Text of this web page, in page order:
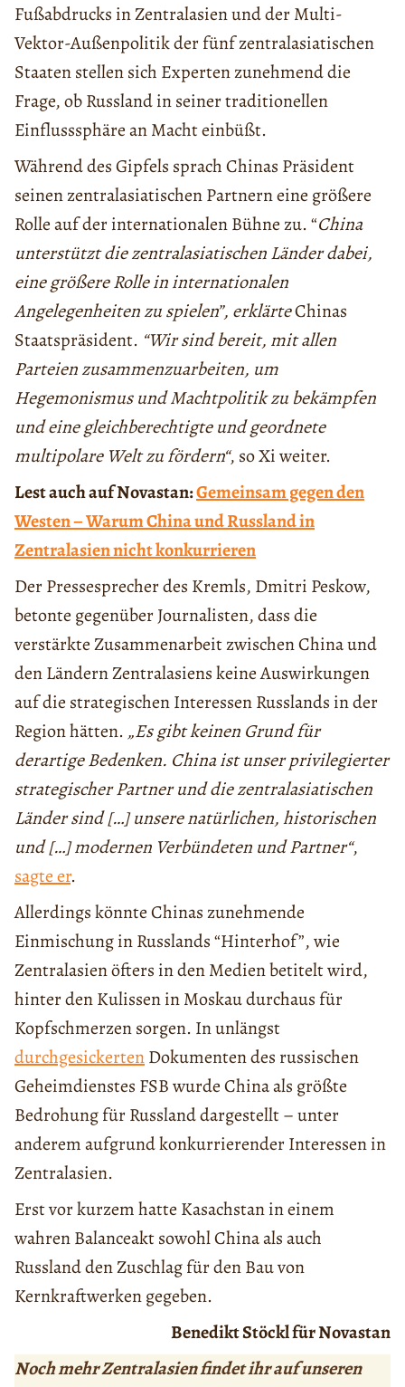
Fußabdrucks in Zentralasien und der Multi-
Vektor-Außenpolitik der fünf zentralasiatischen
Staaten stellen sich Experten zunehmend die
Frage, ob Russland in seiner traditionellen
Einflusssphäre an Macht einbüßt.
Während des Gipfels sprach Chinas Präsident
seinen zentralasiatischen Partnern eine größere
Rolle auf der internationalen Bühne zu. “China
unterstützt die zentralasiatischen Länder dabei,
eine größere Rolle in internationalen
Angelegenheiten zu spielen”, erklärteChinas
Staatspräsident. “Wir sind bereit, mit allen
Parteien zusammenzuarbeiten, um
Hegemonismus und Machtpolitik zu bekämpfen
und eine gleichberechtigte und geordnete
multipolare Welt zu fördern“, so Xi weiter.
Lest auch auf Novastan:Gemeinsam gegen den
Westen – Warum China und Russland in
Zentralasien nicht konkurrieren
Der Pressesprecher des Kremls, Dmitri Peskow,
betonte gegenüber Journalisten, dass die
verstärkte Zusammenarbeit zwischen China und
den Ländern Zentralasiens keine Auswirkungen
auf die strategischen Interessen Russlands in der
Region hätten. „Es gibt keinen Grund für
derartige Bedenken. China ist unser privilegierter
strategischer Partner und die zentralasiatischen
Länder sind […] unsere natürlichen, historischen
und […] modernen Verbündeten und Partner“,
sagte er.
Allerdings könnte Chinas zunehmende
Einmischung in Russlands “Hinterhof”, wie
Zentralasien öfters in den Medien betitelt wird,
hinter den Kulissen in Moskau durchaus für
Kopfschmerzen sorgen. In unlängst
durchgesickertenDokumenten des russischen
Geheimdienstes FSB wurde China als größte
Bedrohung für Russland dargestellt – unter
anderem aufgrund konkurrierender Interessen in
Zentralasien.
Erst vor kurzem hatte Kasachstan in einem
wahren Balanceakt sowohl China als auch
Russland den Zuschlag für den Bau von
Kernkraftwerken gegeben.
Benedikt Stöckl für Novastan
Noch mehr Zentralasien findet ihr auf unseren